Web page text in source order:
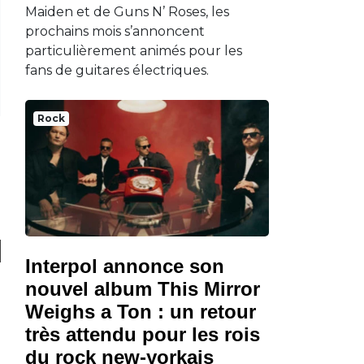
Maiden et de Guns N’ Roses, les
prochains mois s’annoncent
particulièrement animés pour les
fans de guitares électriques.
Rock
Interpol annonce son
nouvel album This Mirror
Weighs a Ton : un retour
très attendu pour les rois
du rock new-yorkais